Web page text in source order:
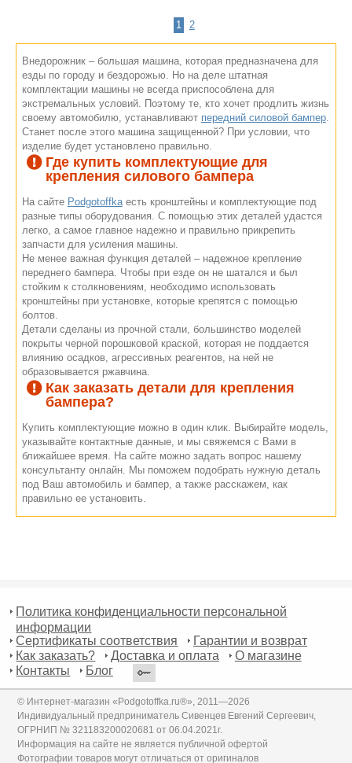
1 2
Внедорожник – большая машина, которая предназначена для
езды по городу и бездорожью. Но на деле штатная
комплектации машины не всегда приспособлена для
экстремальных условий. Поэтому те, кто хочет продлить жизнь
своему автомобилю, устанавливают передний силовой бампер.
Станет после этого машина защищенной? При условии, что
изделие будет установлено правильно.
Где купить комплектующие для
крепления силового бампера
На сайте Podgotoffkaесть кронштейны и комплектующие под
разные типы оборудования. С помощью этих деталей удастся
легко, а самое главное надежно и правильно прикрепить
запчасти для усиления машины.
Не менее важная функция деталей – надежное крепление
переднего бампера. Чтобы при езде он не шатался и был
стойким к столкновениям, необходимо использовать
кронштейны при установке, которые крепятся с помощью
болтов.
Детали сделаны из прочной стали, большинство моделей
покрыты черной порошковой краской, которая не поддается
влиянию осадков, агрессивных реагентов, на ней не
образовывается ржавчина.
Как заказать детали для крепления
бампера?
Купить комплектующие можно в один клик. Выбирайте модель,
указывайте контактные данные, и мы свяжемся с Вами в
ближайшее время. На сайте можно задать вопрос нашему
консультанту онлайн. Мы поможем подобрать нужную деталь
под Ваш автомобиль и бампер, а также расскажем, как
правильно ее установить.
Политика конфиденциальности персональной
информации
Сертификаты соответствия
Гарантии и возврат
Как заказать?
Доставка и оплата
О магазине
Контакты
Блог
© Интернет-магазин «Podgotoffka.ru®», 2011—2026
Индивидуальный предприниматель Сивенцев Евгений Сергеевич,
ОГРНИП № 321183200020681 от 06.04.2021г.
Информация на сайте не является публичной офертой
Фотографии товаров могут отличаться от оригиналов